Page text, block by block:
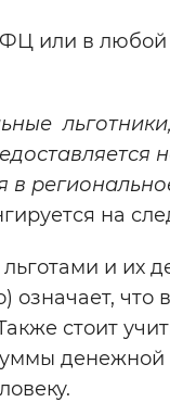
или в любой
в
на
и их
означает, что
стоит